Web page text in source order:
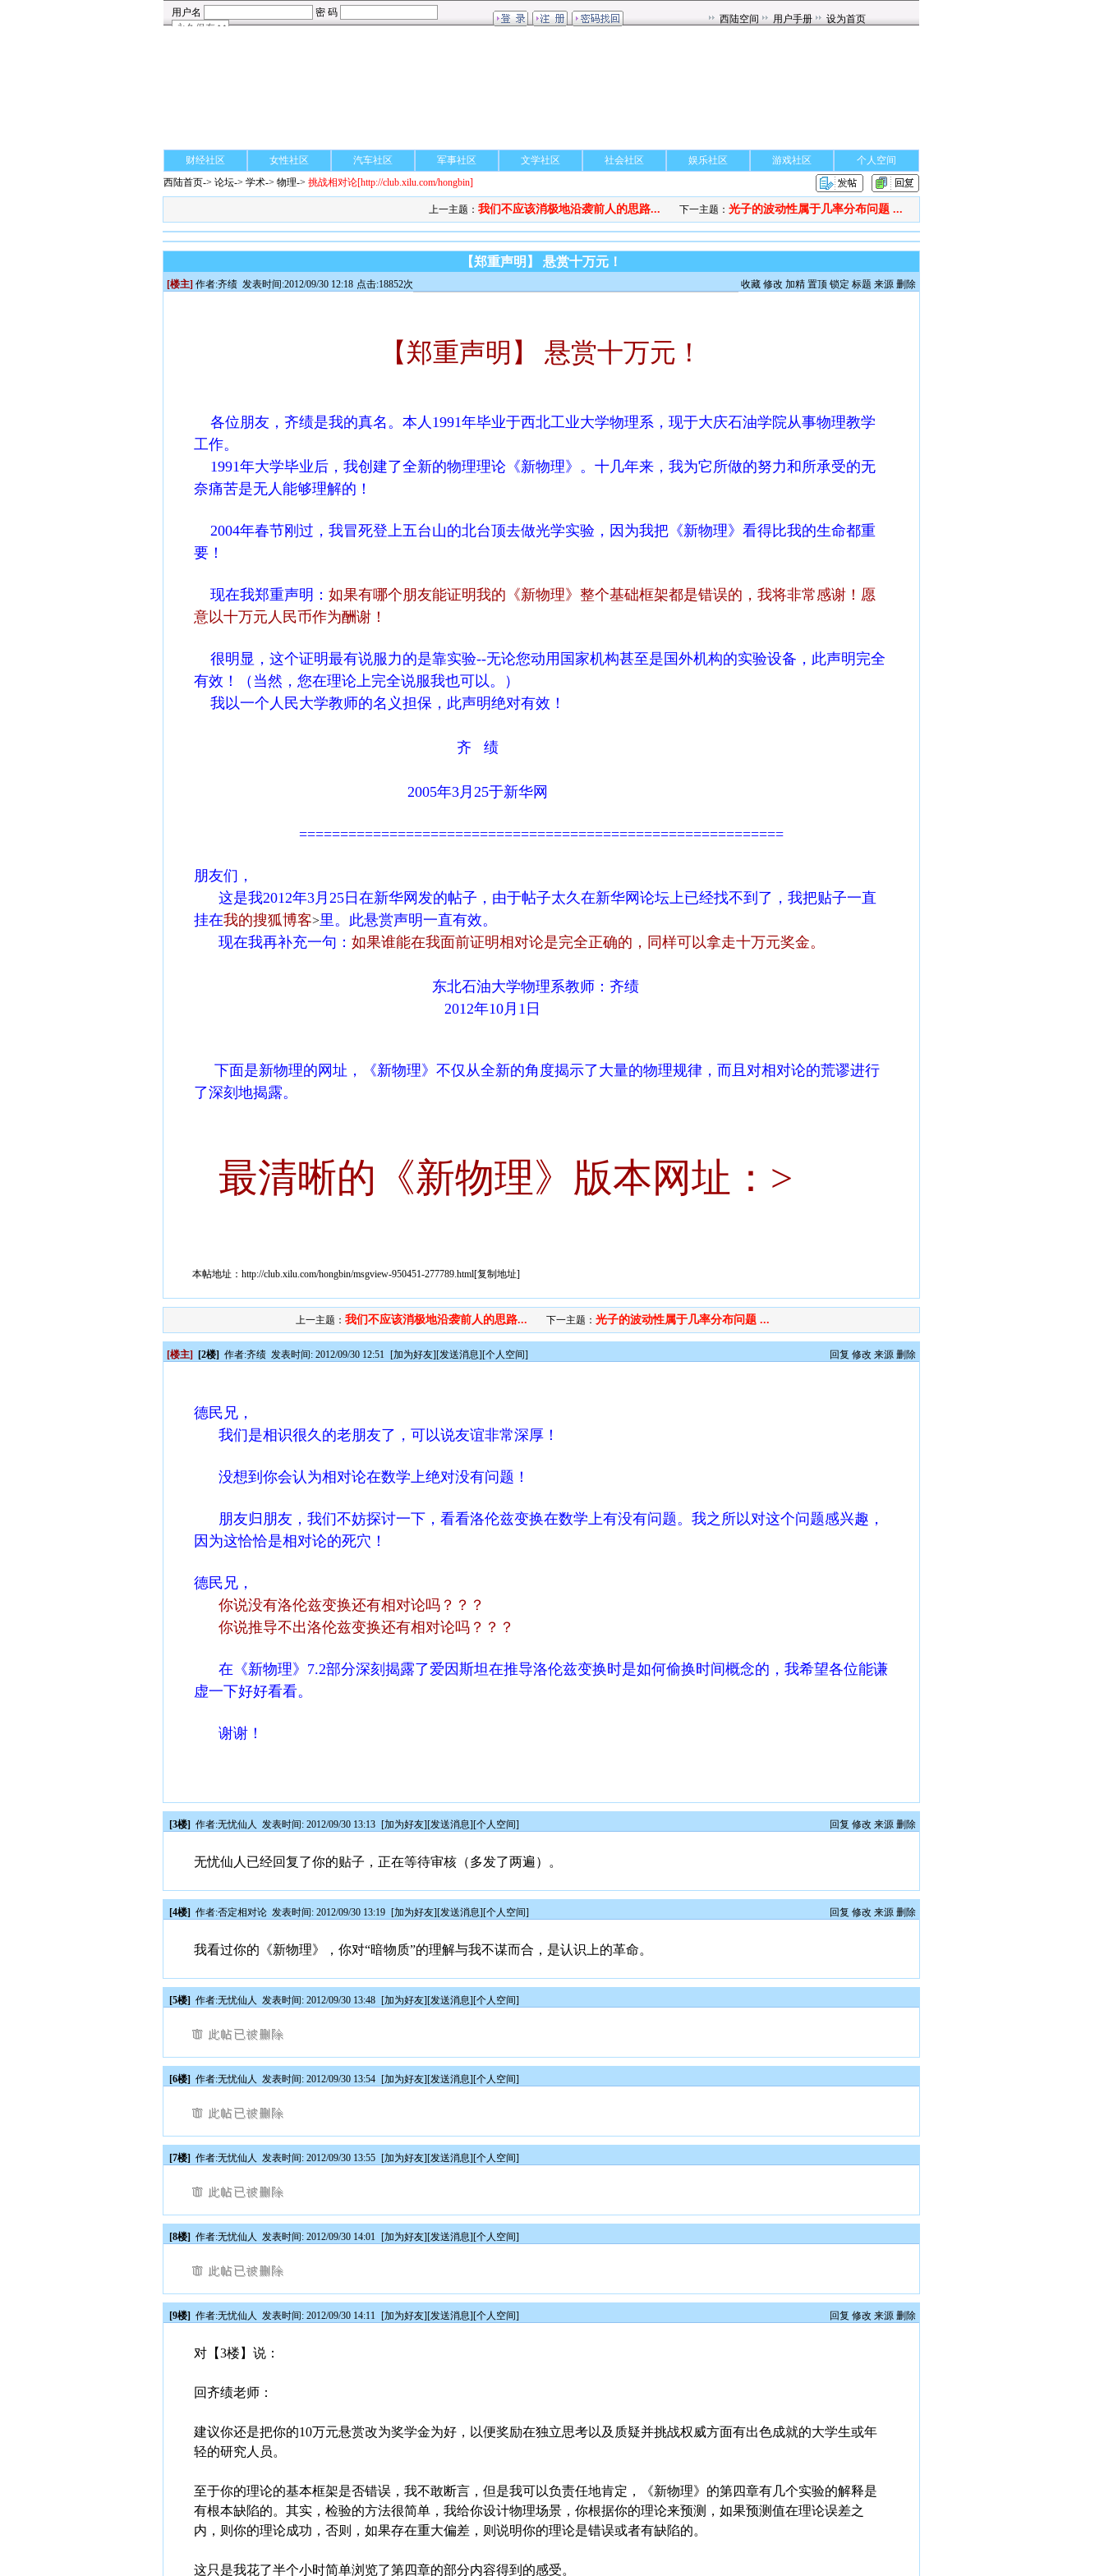
财经社区 女性社区 汽车社区 军事社区 文学社区 社会社区 娱乐社区 游戏社区
个人空间
西陆首页-> 论坛-> 学术-> 物理-> 挑战相对论[http://club.xilu.com/hongbin]
上一主题： 我们不应该消极地沿袭前人的思路... 下一主题： 光子的波动性属于几率分布问题 ...
【郑重声明】 悬赏十万元！
[楼主] 作者:齐绩 发表时间:2012/09/30 12:18 收藏 修改 加精 置顶 锁定 标题 来源 删除
点击:18852次
【郑重声明】 悬赏十万元！
各位朋友，齐绩是我的真名。本人1991年毕业于西北工业大学物理系，现于大庆石油学院从事物理教学
工作。
1991年大学毕业后，我创建了全新的物理理论《新物理》。十几年来，我为它所做的努力和所承受的无
奈痛苦是无人能够理解的！
2004年春节刚过，我冒死登上五台山的北台顶去做光学实验，因为我把《新物理》看得比我的生命都重
要！
现在我郑重声明： 如果有哪个朋友能证明我的《新物理》整个基础框架都是错误的，我将非常感谢！愿
意以十万元人民币作为酬谢！
很明显，这个证明最有说服力的是靠实验--无论您动用国家机构甚至是国外机构的实验设备，此声明完全
有效！（当然，您在理论上完全说服我也可以。）
我以一个人民大学教师的名义担保，此声明绝对有效！
齐 绩
2005年3月25于新华网
===========================================================
朋友们，
这是我2012年3月25日在新华网发的帖子，由于帖子太久在新华网论坛上已经找不到了，我把贴子一直
挂在我的搜狐博客>里。此悬赏声明一直有效。
现在我再补充一句： 如果谁能在我面前证明相对论是完全正确的，同样可以拿走十万元奖金。
东北石油大学物理系教师：齐绩
2012年10月1日
下面是新物理的网址，《新物理》不仅从全新的角度揭示了大量的物理规律，而且对相对论的荒谬进行
了深刻地揭露。
最清晰的《新物理》版本网址：>
本帖地址： http://club.xilu.com/hongbin/msgview-950451-277789.html[复制地址]
上一主题：我们不应该消极地沿袭前人的思路... 下一主题：光子的波动性属于几率分布问题 ...
[楼主] [2楼] 作者:齐绩 发表时间: 2012/09/30 12:51 [加为好友][发送消息][个人空间] 回复 修改 来源 删除
德民兄，
我们是相识很久的老朋友了，可以说友谊非常深厚！
没想到你会认为相对论在数学上绝对没有问题！
朋友归朋友，我们不妨探讨一下，看看洛伦兹变换在数学上有没有问题。我之所以对这个问题感兴趣，
因为这恰恰是相对论的死穴！
德民兄，
你说没有洛伦兹变换还有相对论吗？？？
你说推导不出洛伦兹变换还有相对论吗？？？
在《新物理》7.2部分深刻揭露了爱因斯坦在推导洛伦兹变换时是如何偷换时间概念的，我希望各位能谦
虚一下好好看看。
谢谢！
[3楼] 作者:无忧仙人 发表时间: 2012/09/30 13:13 [加为好友][发送消息][个人空间] 回复 修改 来源 删除
无忧仙人已经回复了你的贴子，正在等待审核（多发了两遍）。
[4楼] 作者:否定相对论 发表时间: 2012/09/30 13:19 [加为好友][发送消息][个人空间] 回复 修改 来源 删除
我看过你的《新物理》，你对“暗物质”的理解与我不谋而合，是认识上的革命。
[5楼] 作者:无忧仙人 发表时间: 2012/09/30 13:48 [加为好友][发送消息][个人空间]
[6楼] 作者:无忧仙人 发表时间: 2012/09/30 13:54 [加为好友][发送消息][个人空间]
[7楼] 作者:无忧仙人 发表时间: 2012/09/30 13:55 [加为好友][发送消息][个人空间]
[8楼] 作者:无忧仙人 发表时间: 2012/09/30 14:01 [加为好友][发送消息][个人空间]
[9楼] 作者:无忧仙人 发表时间: 2012/09/30 14:11 [加为好友][发送消息][个人空间] 回复 修改 来源 删除
对【3楼】说：
回齐绩老师：
建议你还是把你的10万元悬赏改为奖学金为好，以便奖励在独立思考以及质疑并挑战权威方面有出色成就的大学生或年
轻的研究人员。
至于你的理论的基本框架是否错误，我不敢断言，但是我可以负责任地肯定，《新物理》的第四章有几个实验的解释是
有根本缺陷的。其实，检验的方法很简单，我给你设计物理场景，你根据你的理论来预测，如果预测值在理论误差之
内，则你的理论成功，否则，如果存在重大偏差，则说明你的理论是错误或者有缺陷的。
这只是我花了半个小时简单浏览了第四章的部分内容得到的感受。